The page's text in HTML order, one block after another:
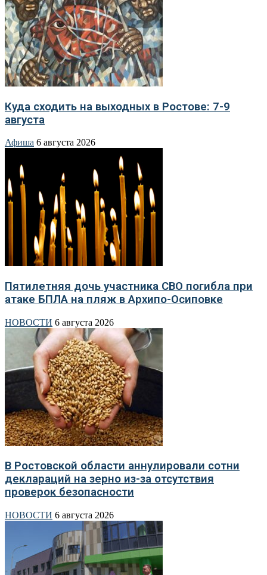
Куда сходить на выходных в Ростове: 7-9
августа
Афиша 6 августа 2026
Пятилетняя дочь участника СВО погибла при
атаке БПЛА на пляж в Архипо-Осиповке
НОВОСТИ 6 августа 2026
В Ростовской области аннулировали сотни
деклараций на зерно из-за отсутствия
проверок безопасности
НОВОСТИ 6 августа 2026